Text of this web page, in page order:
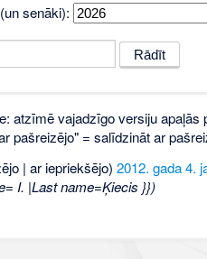
senāki):
atzīmē vajadzīgo versiju
pašreizējo" = salīdzināt ar
| ar iepriekšējo) 2012. gada 4.
I. |Last name=Ķiecis }})